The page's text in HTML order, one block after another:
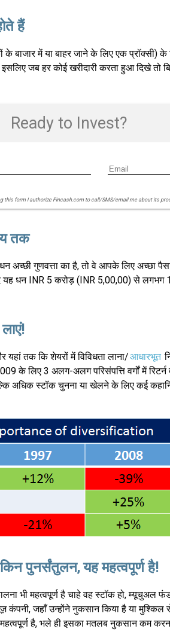
हैं
में या बाहर जाने के लिए एक
इसलिए जब हर कोई खरीदारी करता हुआ दिखे
Ready to Invest?
this form I authorize Fincash.com to call/SMS/email me about its
तक
अच्छी गुणवत्ता का है, तो वे आपके लिए अच्छा
धन INR 5 करोड़ (INR 5,00,00) से लगभग 1
यहां तक कि शेयरों में विविधता लाना/आधारभूत
3 अलग-अलग परिसंपत्ति वर्गों में रिटर्न
अधिक स्टॉक चुनना या खेलने के लिए कई
पुनर्संतुलन, यह महत्वपूर्ण है!
भी महत्वपूर्ण है चाहे वह स्टॉक हो,
जहाँ उन्होंने नुकसान किया है या
है, भले ही इसका मतलब नुकसान कम